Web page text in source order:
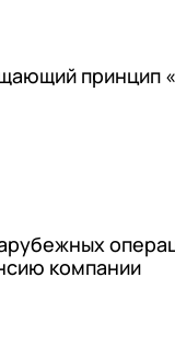
принцип
компании